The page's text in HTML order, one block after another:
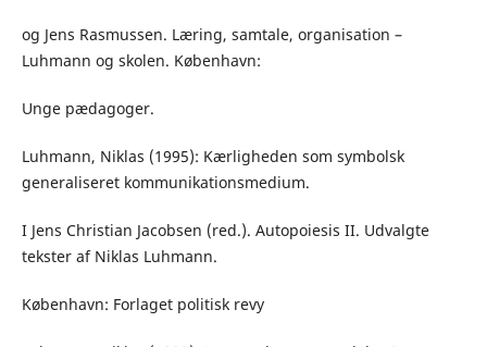
og Jens Rasmussen. Læring, samtale, organisation –
Luhmann og skolen. København:
Unge pædagoger.
Luhmann, Niklas (1995): Kærligheden som symbolsk
generaliseret kommunikationsmedium.
I Jens Christian Jacobsen (red.). Autopoiesis II. Udvalgte
tekster af Niklas Luhmann.
København: Forlaget politisk revy